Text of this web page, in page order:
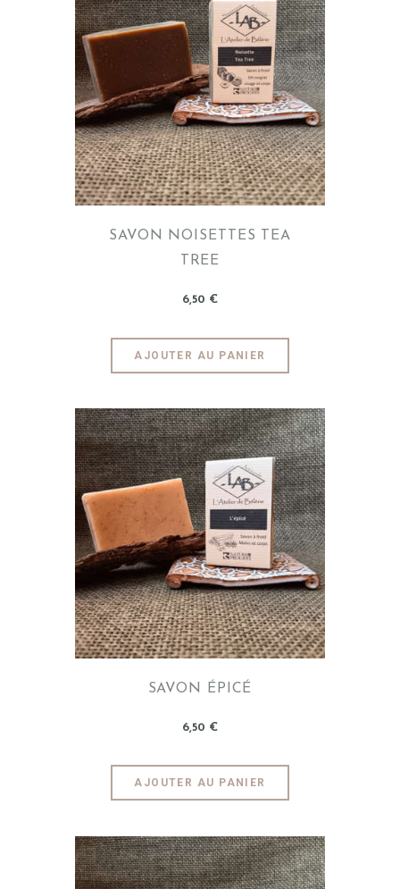
SAVON NOISETTES TEA
TREE
6,50 €
AJOUTER AU PANIER
SAVON ÉPICÉ
6,50 €
AJOUTER AU PANIER